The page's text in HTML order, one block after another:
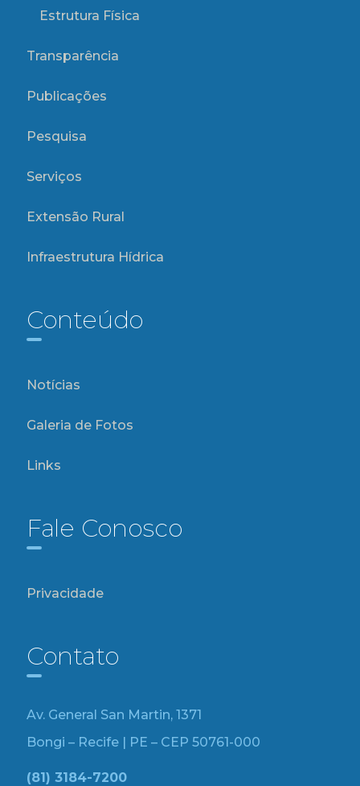
Estrutura Física
Transparência
Publicações
Pesquisa
Serviços
Extensão Rural
Infraestrutura Hídrica
Conteúdo
Notícias
Galeria de Fotos
Links
Fale Conosco
Privacidade
Contato
Av. General San Martin, 1371
Bongi – Recife | PE – CEP 50761-000
(81) 3184-7200